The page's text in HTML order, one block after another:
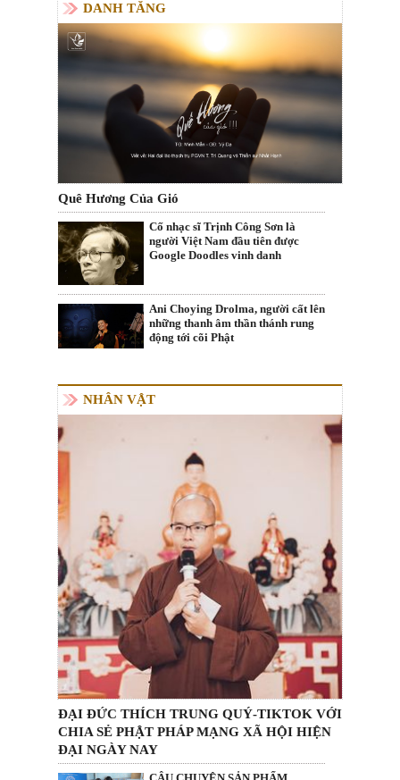
DANH TĂNG
Quê Hương Của Gió
Cố nhạc sĩ Trịnh Công Sơn là
người Việt Nam đầu tiên được
Google Doodles vinh danh
Ani Choying Drolma, người cất lên
những thanh âm thần thánh rung
động tới cõi Phật
NHÂN VẬT
ĐẠI ĐỨC THÍCH TRUNG QUÝ-TIKTOK VỚI
CHIA SẺ PHẬT PHÁP MẠNG XÃ HỘI HIỆN
ĐẠI NGÀY NAY